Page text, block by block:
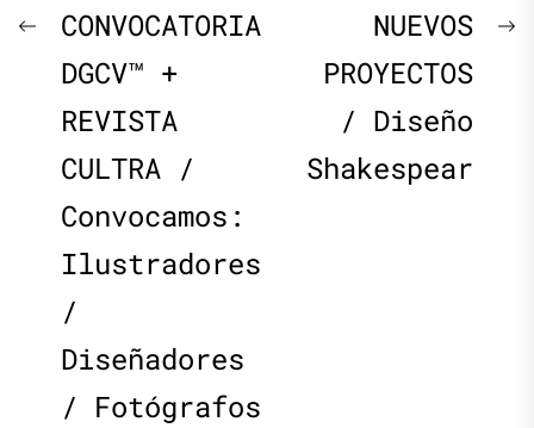
Navegación
de
entradas
Previous
post:
CONVOCATORIA
DGCV™ +
REVISTA
CULTRA /
Convocamos:
Ilustradores
/
Diseñadores
/ Fotógrafos
NUEVOS
PROYECTOS
/ Diseño
Shakespear